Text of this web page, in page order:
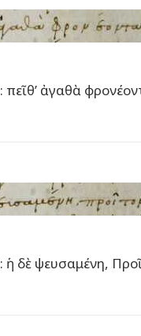
: πεῖθ’ ἀγαθὰ
: ἡ δὲ ψευσαμένη,